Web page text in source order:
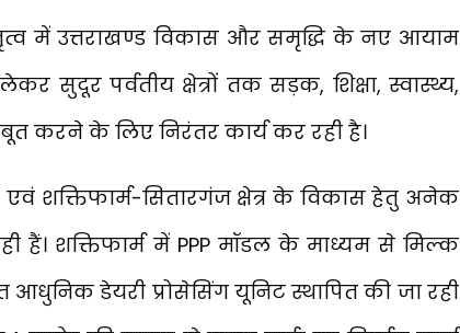
में उत्तराखण्ड विकास और समृद्धि के नए आयाम
सुदूर पर्वतीय क्षेत्रों तक सड़क, शिक्षा, स्वास्थ्य,
के लिए निरंतर कार्य कर रही है।
शक्तिफार्म-सितारगंज क्षेत्र के विकास हेतु अनेक
हैं। शक्तिफार्म में PPP मॉडल के माध्यम से मिल्क
डेयरी प्रोसेसिंग यूनिट स्थापित की जा रही